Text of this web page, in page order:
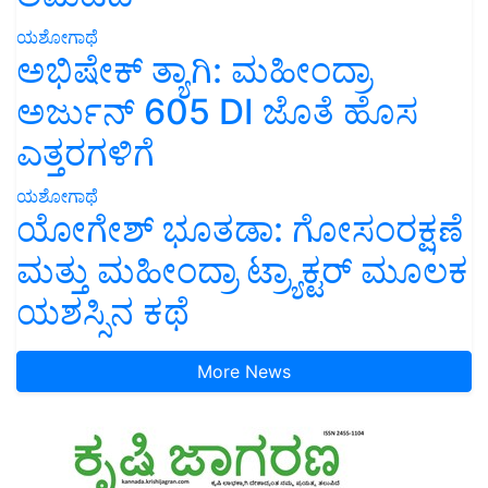
ಯಶೋಗಾಥೆ
ಅಭಿಷೇಕ್ ತ್ಯಾಗಿ: ಮಹೀಂದ್ರಾ
ಅರ್ಜುನ್ 605 DI ಜೊತೆ ಹೊಸ
ಎತ್ತರಗಳಿಗೆ
ಯಶೋಗಾಥೆ
ಯೋಗೇಶ್ ಭೂತಡಾ: ಗೋಸಂರಕ್ಷಣೆ
ಮತ್ತು ಮಹೀಂದ್ರಾ ಟ್ರ್ಯಾಕ್ಟರ್ ಮೂಲಕ
ಯಶಸ್ಸಿನ ಕಥೆ
More News